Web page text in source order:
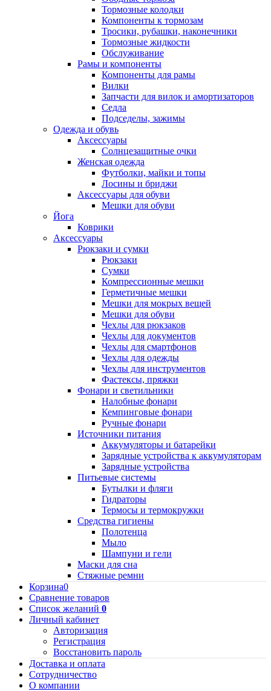
Тормозные колодки
Компоненты к тормозам
Тросики, рубашки, наконечники
Тормозные жидкости
Обслуживание
Рамы и компоненты
Компоненты для рамы
Вилки
Запчасти для вилок и амортизаторов
Седла
Подседелы, зажимы
Одежда и обувь
Аксессуары
Солнцезащитные очки
Женская одежда
Футболки, майки и топы
Лосины и бриджи
Аксессуары для обуви
Мешки для обуви
Йога
Коврики
Аксессуары
Рюкзаки и сумки
Рюкзаки
Сумки
Компрессионные мешки
Герметичные мешки
Мешки для мокрых вещей
Мешки для обуви
Чехлы для рюкзаков
Чехлы для документов
Чехлы для смартфонов
Чехлы для одежды
Чехлы для инструментов
Фастексы, пряжки
Фонари и светильники
Налобные фонари
Кемпинговые фонари
Ручные фонари
Источники питания
Аккумуляторы и батарейки
Зарядные устройства к аккумуляторам
Зарядные устройства
Питьевые системы
Бутылки и фляги
Гидраторы
Термосы и термокружки
Средства гигиены
Полотенца
Мыло
Шампуни и гели
Маски для сна
Стяжные ремни
Корзина0
Сравнение товаров
Список желаний 0
Личный кабинет
Авторизация
Регистрация
Восстановить пароль
Доставка и оплата
Сотрудничество
О компании